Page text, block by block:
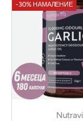
-30% НАМАЛЕНИЕ